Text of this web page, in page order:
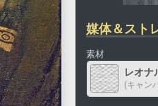
媒体＆スト
素材
レオナ
(キャン